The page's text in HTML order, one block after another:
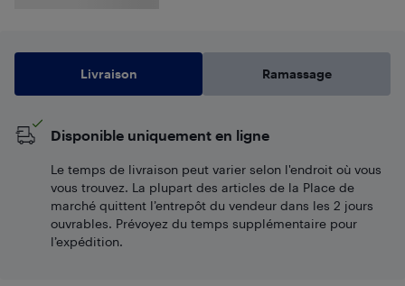
Livraison Ramassage
Disponible uniquement en ligne
Le temps de livraison peut varier selon l'endroit où vous
vous trouvez. La plupart des articles de la Place de
marché quittent l’entrepôt du vendeur dans les 2 jours
ouvrables. Prévoyez du temps supplémentaire pour
l’expédition.